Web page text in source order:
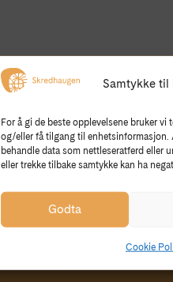
Samtykke
For å gi de beste opplevelsene bruker
og/eller få tilgang til enhetsinformasjon.
behandle data som nettleseratferd eller
eller trekke tilbake samtykke kan ha
Godta
Cookie
KONTAKT
Tlf: 474 79 884